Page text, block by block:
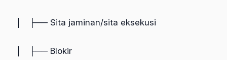
│ ├── Sita jaminan/sita eksekusi
│ ├── Blokir